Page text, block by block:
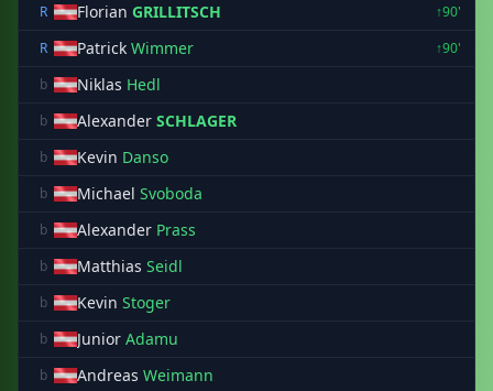
R
Florian GRILLITSCH
↑90'
R
Patrick Wimmer
↑90'
b
Niklas Hedl
b Alexander SCHLAGER
b Kevin Danso
b Michael Svoboda
b Alexander Prass
b Matthias Seidl
b Kevin Stoger
b Junior Adamu
b Andreas Weimann